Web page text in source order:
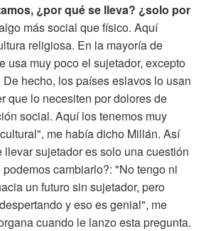
¿por qué se lleva? ¿solo por
más social que físico. Aquí
religiosa. En la mayoría de
usa muy poco el sujetador, excepto
hecho, los países eslavos lo usan
que lo necesiten por dolores de
social. Aquí los tenemos muy
me había dicho Millán. Así
llevar sujetador es solo una cuestión
cambiarlo?: "No tengo ni
un futuro sin sujetador, pero
y eso es genial", me
cuando le lanzo esta pregunta.